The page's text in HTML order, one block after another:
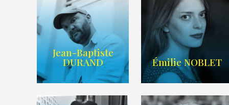
IMDB LIEN IMDB
Jean-Baptiste
DURAND Émilie NOBLET